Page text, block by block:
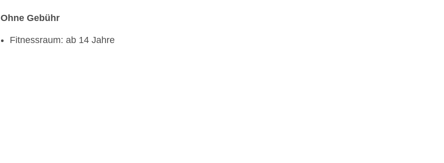
Ohne Gebühr
Fitnessraum: ab 14 Jahre